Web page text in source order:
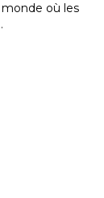
monde où les